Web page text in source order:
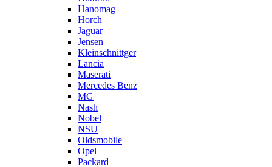
Hanomag
Horch
Jaguar
Jensen
Kleinschnittger
Lancia
Maserati
Mercedes Benz
MG
Nash
Nobel
NSU
Oldsmobile
Opel
Packard